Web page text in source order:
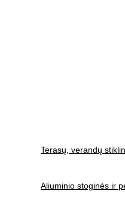
Terasų, verandų
Aliuminio stoginės ir